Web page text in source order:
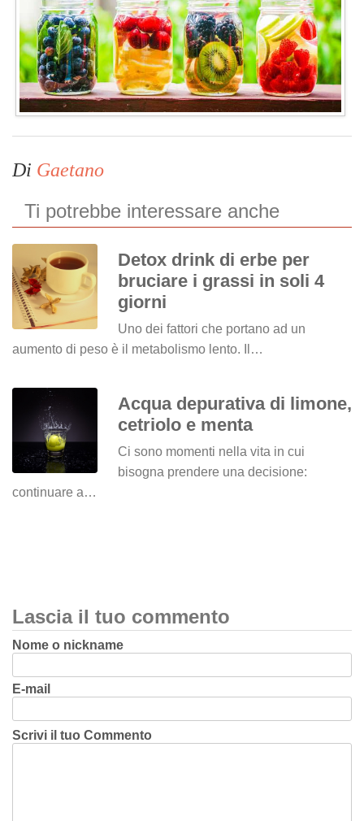
Di Gaetano
Ti potrebbe interessare anche
Detox drink di erbe per
bruciare i grassi in soli 4
giorni
Uno dei fattori che portano ad un
aumento di peso è il metabolismo lento. Il…
Acqua depurativa di limone,
cetriolo e menta
Ci sono momenti nella vita in cui
bisogna prendere una decisione:
continuare a…
Lascia il tuo commento
Nome o nickname
E-mail
Scrivi il tuo Commento